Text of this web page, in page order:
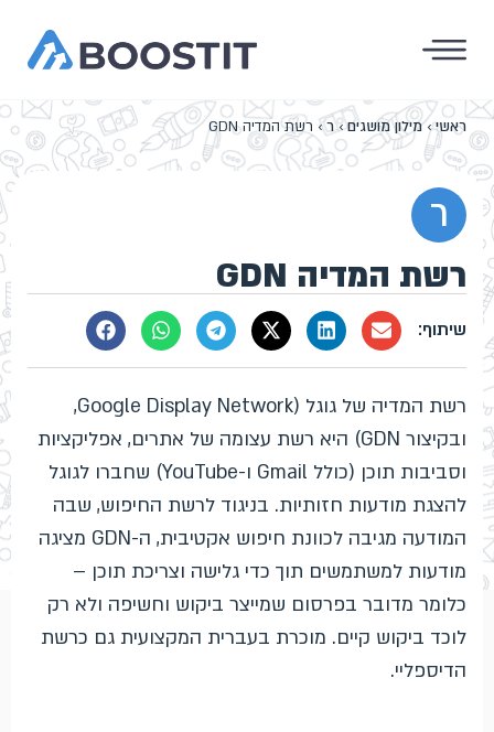
ראשי›מילון מושגים›ר› רשת המדיה GDN
ר
רשת המדיה GDN
רשת המדיה של גוגל (Google Display Network,
ובקיצור GDN) היא רשת עצומה של אתרים, אפליקציות
וסביבות תוכן (כולל Gmail ו-YouTube) שחברו לגוגל
להצגת מודעות חזותיות. בניגוד לרשת החיפוש, שבה
המודעה מגיבה לכוונת חיפוש אקטיבית, ה-GDN מציגה
מודעות למשתמשים תוך כדי גלישה וצריכת תוכן –
כלומר מדובר בפרסום שמייצר ביקוש וחשיפה ולא רק
לוכד ביקוש קיים. מוכרת בעברית המקצועית גם כרשת
הדיספליי.